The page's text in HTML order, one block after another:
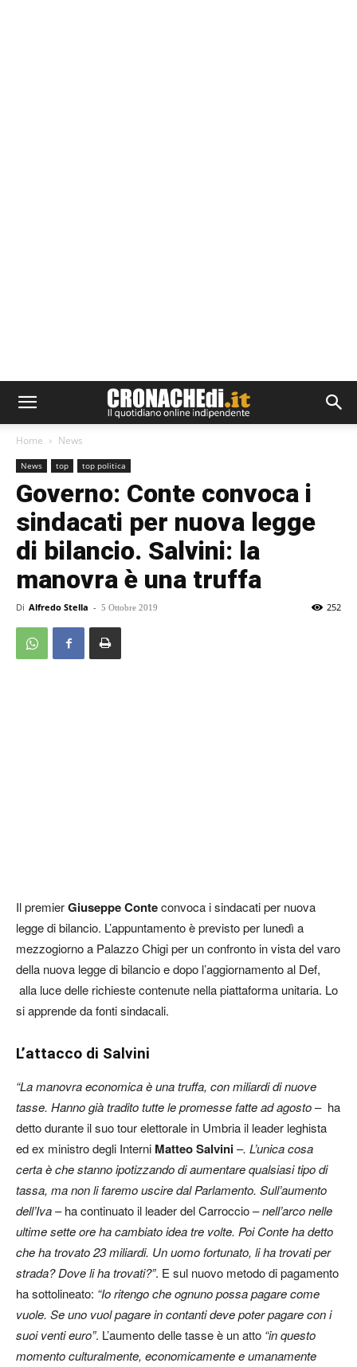
Home News
News top top politica
Governo: Conte convoca i
sindacati per nuova legge
di bilancio. Salvini: la
manovra è una truffa
Di Alfredo Stella - 5 Ottobre 2019 252
Il premierGiuseppe Conteconvoca i sindacati per nuova
legge di bilancio. L’appuntamento è previsto per lunedì a
mezzogiorno a Palazzo Chigi per un confronto in vista del varo
della nuova legge di bilancio e dopo l’aggiornamento al Def,
alla luce delle richieste contenute nella piattaforma unitaria. Lo
si apprende da fonti sindacali.
L’attacco di Salvini
“La manovra economica è una truffa, con miliardi di nuove
tasse. Hanno già tradito tutte le promesse fatte ad agosto– ha
detto durante il suo tour elettorale in Umbria il leader leghista
ed ex ministro degli Interni Matteo Salvini–. L’unica cosa
certa è che stanno ipotizzando di aumentare qualsiasi tipo di
tassa, ma non li faremo uscire dal Parlamento. Sull’aumento
dell’Iva– ha continuato il leader del Carroccio –nell’arco nelle
ultime sette ore ha cambiato idea tre volte. Poi Conte ha detto
che ha trovato 23 miliardi. Un uomo fortunato, li ha trovati per
strada? Dove li ha trovati?”. E sul nuovo metodo di pagamento
ha sottolineato: “Io ritengo che ognuno possa pagare come
vuole. Se uno vuol pagare in contanti deve poter pagare con i
suoi venti euro”. L’aumento delle tasse è un atto “in questo
momento culturalmente, economicamente e umanamente